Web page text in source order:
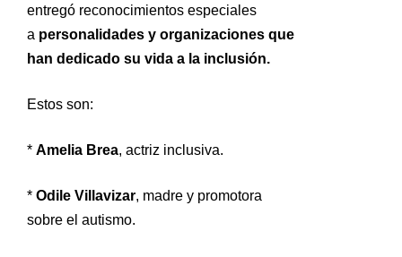
entregó reconocimientos especiales
a personalidades y organizaciones que
han dedicado su vida a la inclusión.
Estos son:
* Amelia Brea, actriz inclusiva.
* Odile Villavizar, madre y promotora
sobre el autismo.